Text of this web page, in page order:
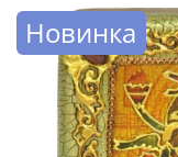
Новинка